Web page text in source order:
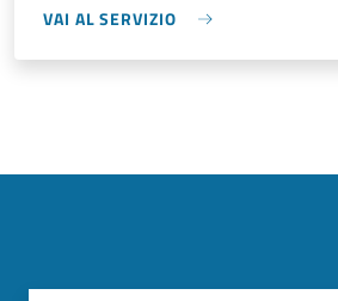
VAI AL SERVIZIO